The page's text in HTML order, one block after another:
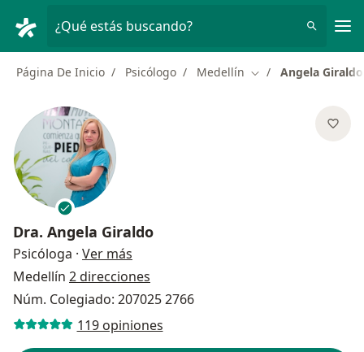
¿Qué estás buscando?
Página De Inicio Psicólogo Medellín Cambiar de ciudad
Angela Giraldo
Dra. Angela Giraldo
Psicóloga · Ver más
Medellín 2 direcciones
Núm. Colegiado: 207025 2766
119 opiniones